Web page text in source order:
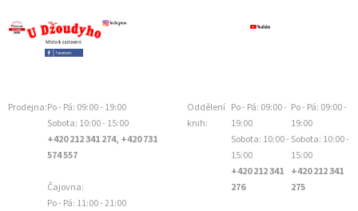
Prodejna:Po - Pá: 09:00 - 19:00
Sobota: 10:00 - 15:00
+420 212 341 274, +420 731
574 557
Čajovna:
Po - Pá: 11:00 - 21:00
Oddělení
knih:
Po - Pá: 09:00 -
19:00
Sobota: 10:00 -
15:00
+420 212 341
276
Po - Pá: 09:00 -
19:00
Sobota: 10:00 -
15:00
+420 212 341
275